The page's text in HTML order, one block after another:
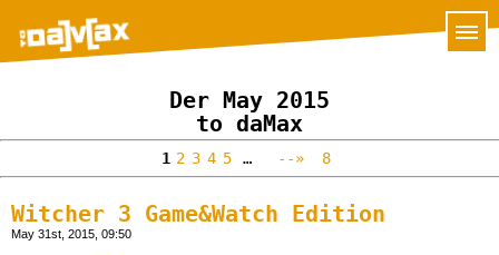
Der May 2015
to daMax
1 2 3 4 5 … --» 8
Witcher 3 Game&Watch Edition
May 31st, 2015, 09:50